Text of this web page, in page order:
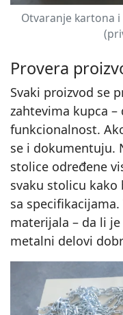
Otvaranje kartona
Provera
Svaki proizvod se
zahtevima kupca
funkcionalnost.
se i dokumentuju.
stolice određene
svaku stolicu kako
sa
materijala – da li
metalni delovi